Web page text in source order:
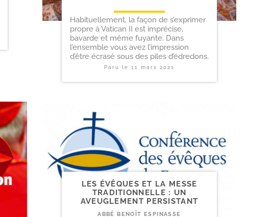
Habituellement, la façon de s’exprimer
propre à Vatican II est imprécise,
bavarde et même fuyante. Dans
l’ensemble vous avez l’im­pression
d’être écrasé sous des piles d’édredons.
Paru le 11 mars 2021
LES ÉVÊQUES ET LA MESSE
TRADITIONNELLE : UN
AVEUGLEMENT PERSISTANT
ABBÉ BENOÎT ESPINASSE